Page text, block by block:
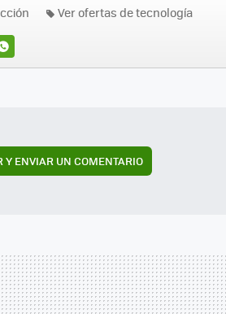
Ver ofertas de tecnología
Y ENVIAR UN COMENTARIO